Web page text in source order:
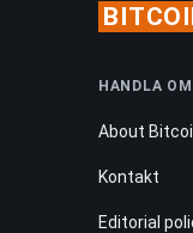
HANDLA OM
About
Kontakt
Editorial